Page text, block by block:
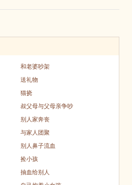
和老婆吵架
送礼物
猫挠
叔父母与父母亲争吵
别人家奔丧
与家人团聚
别人鼻子流血
捡小孩
抽血给别人